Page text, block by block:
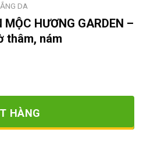
DA
MỘC HƯƠNG GARDEN –
thâm, nám
HÀNG